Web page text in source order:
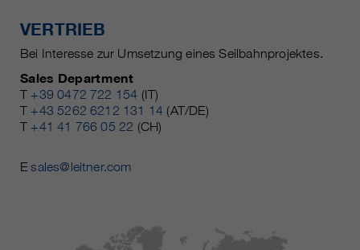
VERTRIEB
Bei Interesse zur Umsetzung eines Seilbahnprojektes.
Sales Department
T +39 0472 722 154 (IT)
T +43 5262 6212 131 14 (AT/DE)
T +41 41 766 05 22 (CH)
Esales@leitner.com